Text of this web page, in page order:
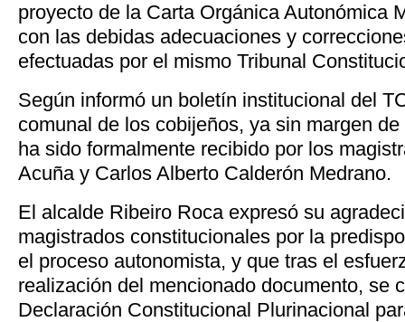
proyecto de la Carta Orgánica Autonómica
con las debidas adecuaciones y
efectuadas por el mismo Tribunal
Según informó un boletín institucional del
comunal de los cobijeños, ya sin margen
ha sido formalmente recibido por los
Acuña y Carlos Alberto Calderón Medrano.
El alcalde Ribeiro Roca expresó su
magistrados constitucionales por la
el proceso autonomista, y que tras el
realización del mencionado documento, se
Declaración Constitucional Plurinacional